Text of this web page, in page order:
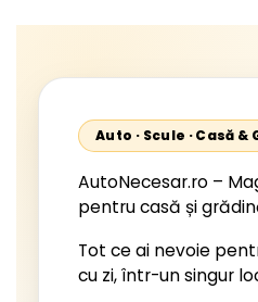
Auto · Scule · Casă &
AutoNecesar.ro –
pentru casă și
Tot ce ai nevoie
cu zi, într-un singur